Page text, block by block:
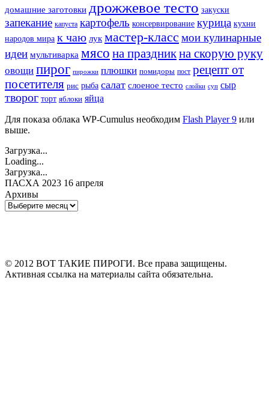
домашние заготовки дрожжевое тесто закуски
запекание капуста картофель консервирование курица кухни
народов мира к чаю лук мастер-класс мои кулинарные
идеи мультиварка мясо на праздникна скорую руку
овощи пирог пирожки плюшки помидоры пост рецепт от
посетителя рис рыба салат слоеное тесто слойки суп сыр
творог торт яблоки яйца
Для показа облака WP-Cumulus необходим Flash Player 9 или
выше.
Загрузка...
Loading...
Загрузка...
ПАСХА 2023 16 апреля
Архивы
Архивы
© 2012 ВОТ ТАКИЕ ПИРОГИ. Все права защищены.
Активная ссылка на материалы сайта обязательна.